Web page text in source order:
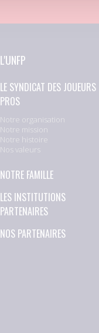
L'UNFP
LE SYNDICAT DES JOUEURS
PROS
Notre organisation
Notre mission
Notre histoire
Nos valeurs
NOTRE FAMILLE
LES INSTITUTIONS
PARTENAIRES
NOS PARTENAIRES